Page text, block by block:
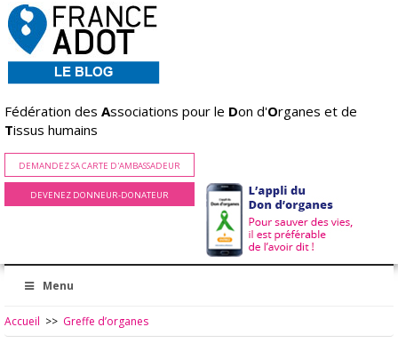
Fédération des Associations pour le Don d'Organes et de
Tissus humains
DEMANDEZ SA CARTE D'AMBASSADEUR
DEVENEZ DONNEUR-DONATEUR
Menu
Accueil >> Greffe d’organes